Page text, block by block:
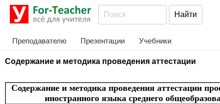
Преподавателю Презентации Учебники
Содержание и методика проведения аттестации
Содержание и методика проведения аттестации
иностранного языка среднего